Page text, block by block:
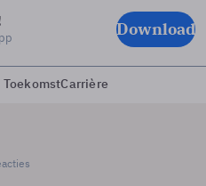
Download
ToekomstCarrière